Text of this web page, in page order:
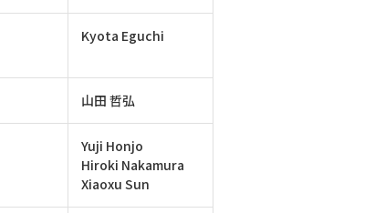
Kyota Eguchi
山田 哲弘
Yuji Honjo
Hiroki Nakamura
Xiaoxu Sun